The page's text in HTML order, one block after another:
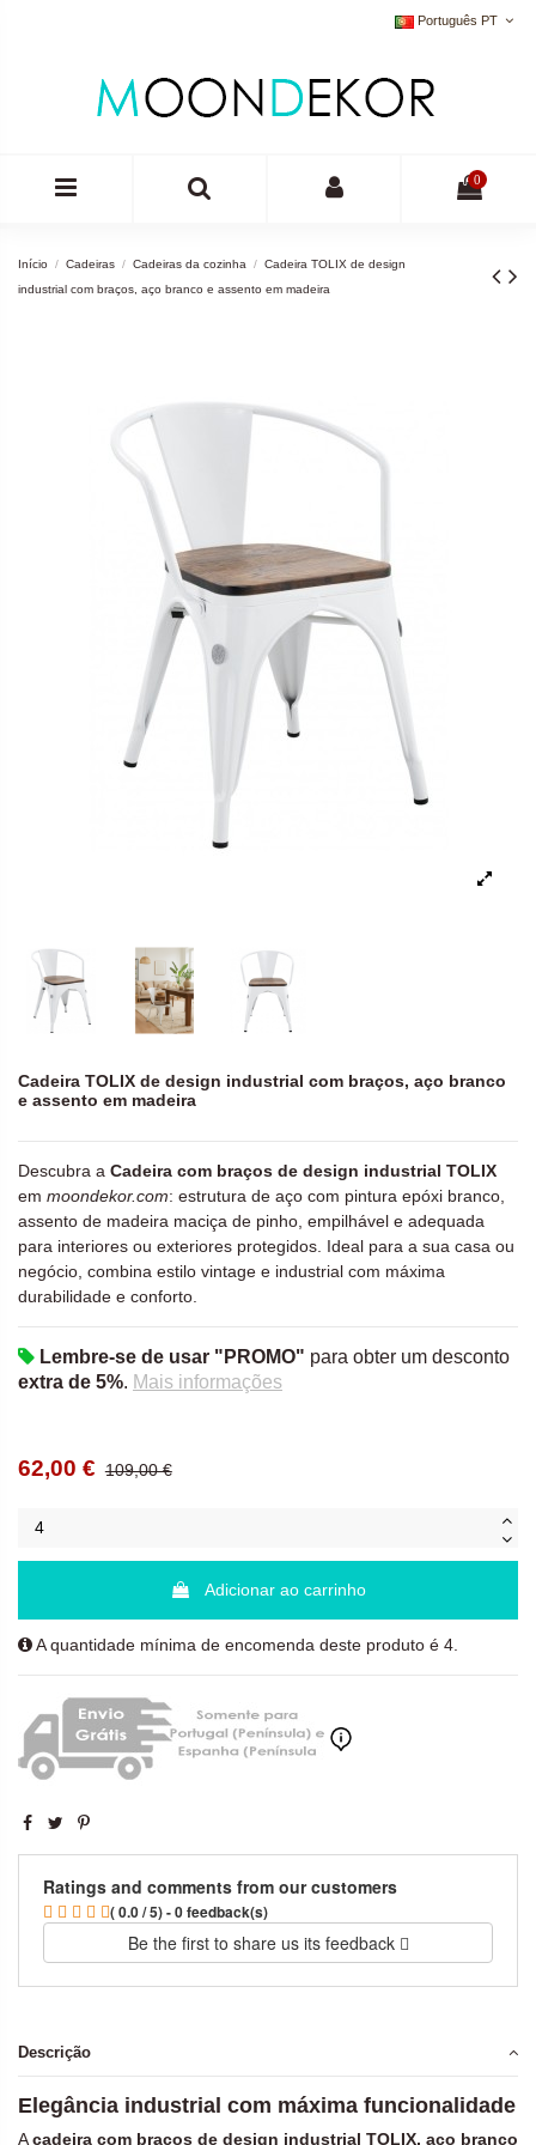
Português PT
0
Início Cadeiras Cadeiras da cozinha
Cadeira TOLIX de design
industrial com braços, aço branco e assento em madeira
Cadeira TOLIX de design industrial com braços, aço branco
e assento em madeira
Descubra a Cadeira com braços de design industrial TOLIX
em moondekor.com: estrutura de aço com pintura epóxi branco,
assento de madeira maciça de pinho, empilhável e adequada
para interiores ou exteriores protegidos. Ideal para a sua casa ou
negócio, combina estilo vintage e industrial com máxima
durabilidade e conforto.
Lembre-se de usar "PROMO" para obter um desconto
extra de 5%. Mais informações
62,00 € 109,00 €
Adicionar ao carrinho
A quantidade mínima de encomenda deste produto é 4.
Ratings and comments from our customers
( 0.0 / 5) - 0 feedback(s)
Be the first to share us its feedback
Descrição
Elegância industrial com máxima funcionalidade
Acadeira com braços de design industrial TOLIX, aço branco